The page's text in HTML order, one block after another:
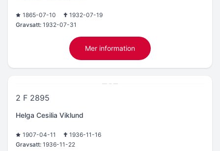
1865-07-10
1932-07-19
Gravsatt: 1932-07-31
Mer information
2 F 2895
Helga Cesilia Viklund
1907-04-11
1936-11-16
Gravsatt: 1936-11-22